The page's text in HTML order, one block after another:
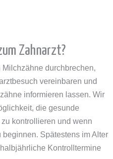
Zahnarzt?
durchbrechen,
vereinbaren und
informieren lassen. Wir
die gesunde
kontrollieren und wenn
Spätestens im Alter
Kontrolltermine